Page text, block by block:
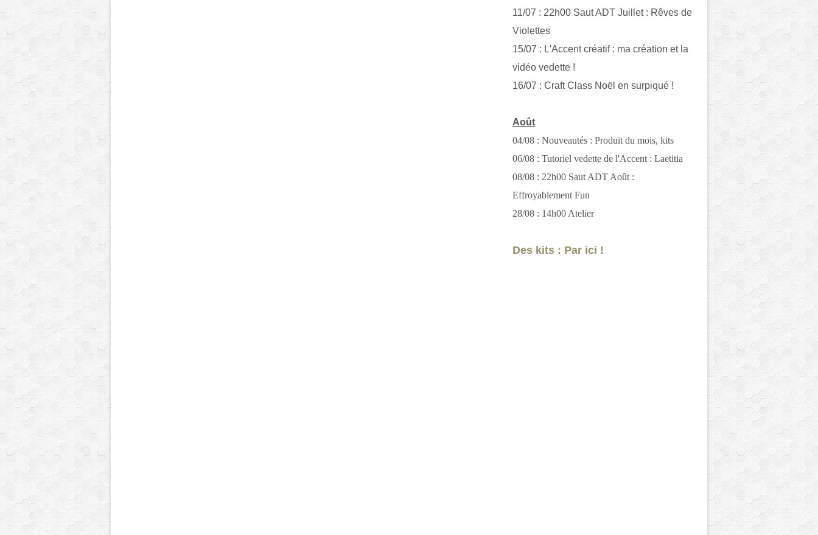
11/07 : 22h00 Saut ADT Juillet : Rêves de
Violettes
15/07 : L'Accent créatif : ma création et la
vidéo vedette !
16/07 : Craft Class Noël en surpiqué !
Août
04/08 : Nouveautés : Produit du mois, kits
06/08 : Tutoriel vedette de l'Accent : Laetitia
08/08 : 22h00 Saut ADT Août :
Effroyablement Fun
28/08 : 14h00 Atelier
Des kits : Par ici !